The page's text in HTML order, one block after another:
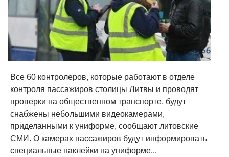
Все 60 контролеров, которые работают в отделе
контроля пассажиров столицы Литвы и проводят
проверки на общественном транспорте, будут
снабжены небольшими видеокамерами,
приделанными к униформе, сообщают литовские
СМИ. О камерах пассажиров будут информировать
специальные наклейки на униформе...